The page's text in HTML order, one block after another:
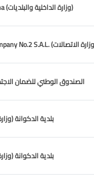
Municipalité de Niha (وزارة الداخلية والبلديات)
الصندوق الوطني للضمان
بلدية الدكوانة
بلدية الدكوانة